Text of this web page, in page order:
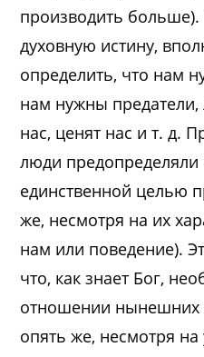
производить
духовную истину,
определить, что нам
нам нужны
нас, ценят нас и т. д.
люди
единственной целью
же, несмотря на их
нам или поведение).
что, как знает Бог,
отношении нынешних
опять же, несмотря на